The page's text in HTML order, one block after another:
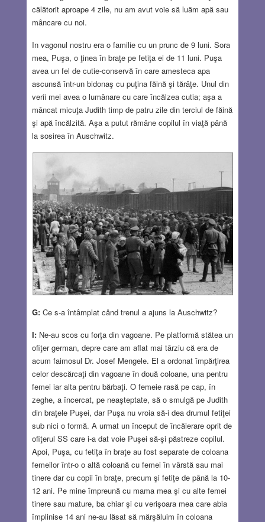
călătorit aproape 4 zile, nu am avut voie să luăm apă sau
mâncare cu noi.
In vagonul nostru era o familie cu un prunc de 9 luni. Sora
mea, Puşa, o ţinea în braţe pe fetiţa ei de 11 luni. Puşa
avea un fel de cutie-conservă în care amesteca apa
ascunsă într-un bidonaş cu puţina făină şi tărâţe. Unul din
verii mei avea o lumânare cu care încălzea cutia; aşa a
mâncat micuţa Judith timp de patru zile din terciul de făină
şi apă încălzită. Aşa a putut rămâne copilul în viaţă până
la sosirea în Auschwitz.
G:Ce s-a întâmplat când trenul a ajuns la Auschwitz?
I:Ne-au scos cu forţa din vagoane. Pe platformă stătea un
ofiţer german, depre care am aflat mai târziu că era de
acum faimosul Dr. Josef Mengele. El a ordonat împărţirea
celor descărcaţi din vagoane în două coloane, una pentru
femei iar alta pentru bărbaţi. O femeie rasă pe cap, în
zeghe, a încercat, pe neaşteptate, să o smulgă pe Judith
din braţele Puşei, dar Puşa nu vroia să-i dea drumul fetiţei
sub nici o formă. A urmat un început de încăierare oprit de
ofiţerul SS care i-a dat voie Puşei să-şi păstreze copilul.
Apoi, Puşa, cu fetiţa în braţe au fost separate de coloana
femeilor într-o o altă coloană cu femei în vârstă sau mai
tinere dar cu copii în braţe, precum şi fetiţe de până la 10-
12 ani. Pe mine împreună cu mama mea şi cu alte femei
tinere sau mature, ba chiar şi cu verişoara mea care abia
împlinise 14 ani ne-au lăsat să mărşăluim în coloana